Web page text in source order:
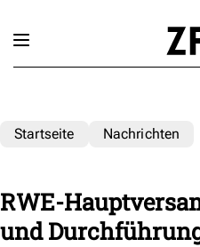
Startseite Nachrichten
RWE-
und